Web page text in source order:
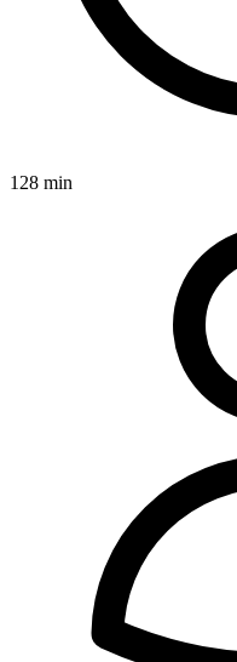
128 min